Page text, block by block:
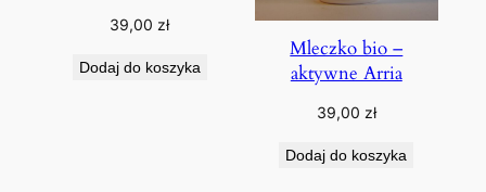
39,00 zł
Dodaj do koszyka
Mleczko bio –
aktywne Arria
39,00 zł
Dodaj do koszyka